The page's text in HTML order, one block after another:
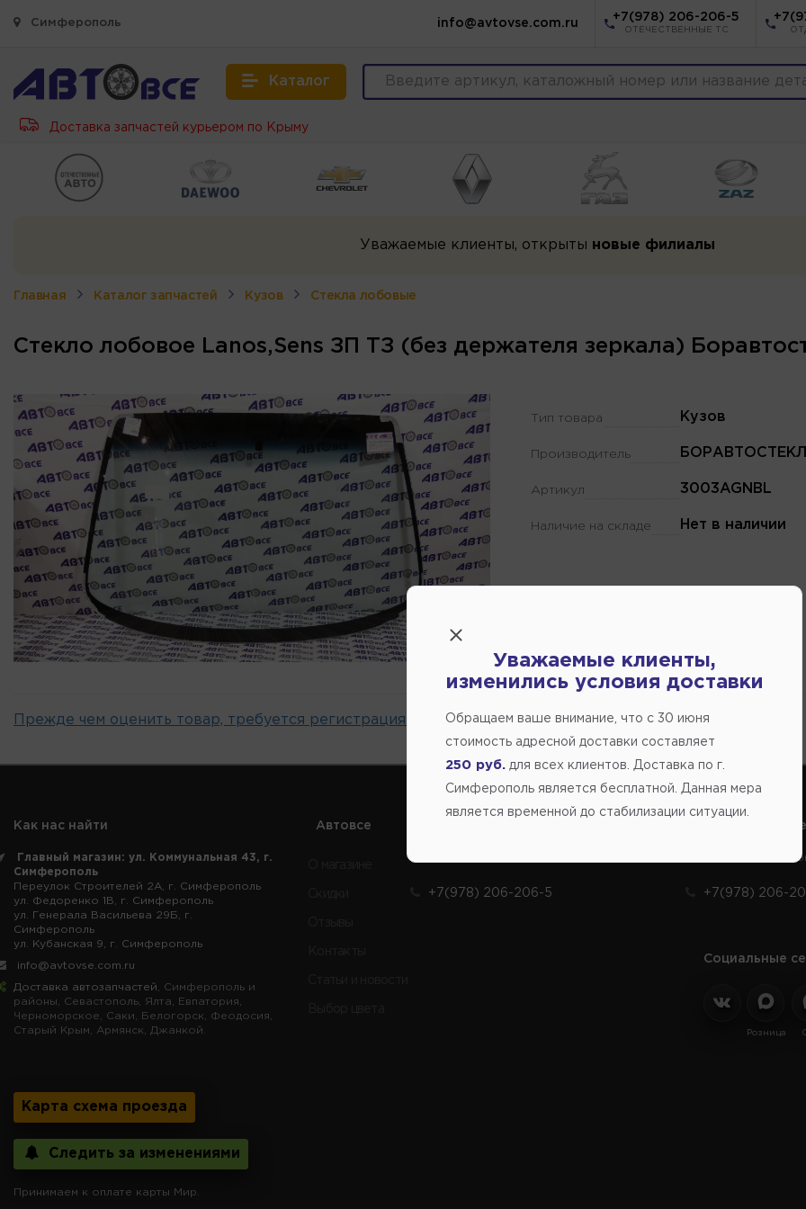
Симферополь info@avtovse.com.ru
+7(978) 206-206-5
ОТЕЧЕСТВЕННЫЕ ТС
Каталог
Доставка запчастей курьером по Крыму
Уважаемые клиенты, открыты новые филиалы
Главная Каталог запчастей Кузов Стекла лобовые
Стекло лобовое Lanos,Sens ЗП ТЗ (без держателя зеркала)
Тип товара Кузов
Производитель
Артикул 3003AGNBL
Наличие на складе Нет в наличии
Прежде чем оценить товар, требуется регистрация на сайте.
Как нас найти
Главный магазин: ул. Коммунальная 43, г.
Симферополь
Переулок Строителей 2А, г. Симферополь
ул. Федоренко 1В, г. Симферополь
ул. Генерала Васильева 29Б, г.
Симферополь
ул. Кубанская 9, г. Симферополь
info@avtovse.com.ru
Доставка автозапчастей , Симферополь и
районы, Севастополь, Ялта, Евпатория,
Черноморское, Саки, Белогорск, Феодосия,
Старый Крым, Армянск, Джанкой.
Карта схема проезда
Следить за изменениями
Принимаем к оплате карты Мир.
Автовсе
+7(978) 206-206-5
Справочный
Заказ шин,
+7(978) 206-
Социальные
Розница
Уважаемые клиенты,
изменились условия доставки
Обращаем ваше внимание, что c 30 июня
стоимость адресной доставки составляет
250 руб. для всех клиентов. Доставка по г.
Симферополь является бесплатной. Данная мера
является временной до стабилизации ситуации.